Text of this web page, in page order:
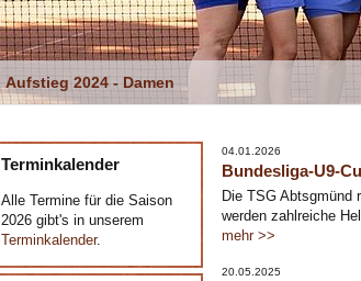
Aufstieg 2024 - Damen
04.01.2026
Bundesliga-U9-
Die TSG Abtsgmünd
werden zahlreiche
mehr >>
20.05.2025
Terminkalender
Alle Termine für die Saison
2026 gibt's in unserem
Terminkalender.